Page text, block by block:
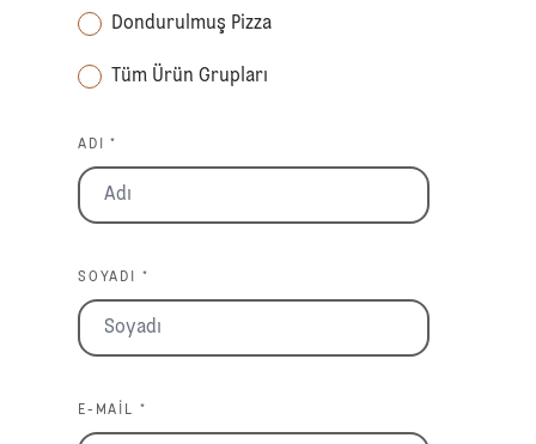
Dondurulmuş Pizza
Tüm Ürün Grupları
ADI *
SOYADI *
E-MAIL *